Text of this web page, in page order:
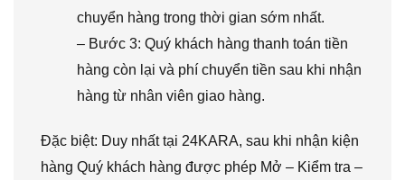
chuyển hàng trong thời gian sớm nhất.
– Bước 3: Quý khách hàng thanh toán tiền
hàng còn lại và phí chuyển tiền sau khi nhận
hàng từ nhân viên giao hàng.
Đặc biệt: Duy nhất tại 24KARA, sau khi nhận kiện
hàng Quý khách hàng được phép Mở – Kiểm tra –